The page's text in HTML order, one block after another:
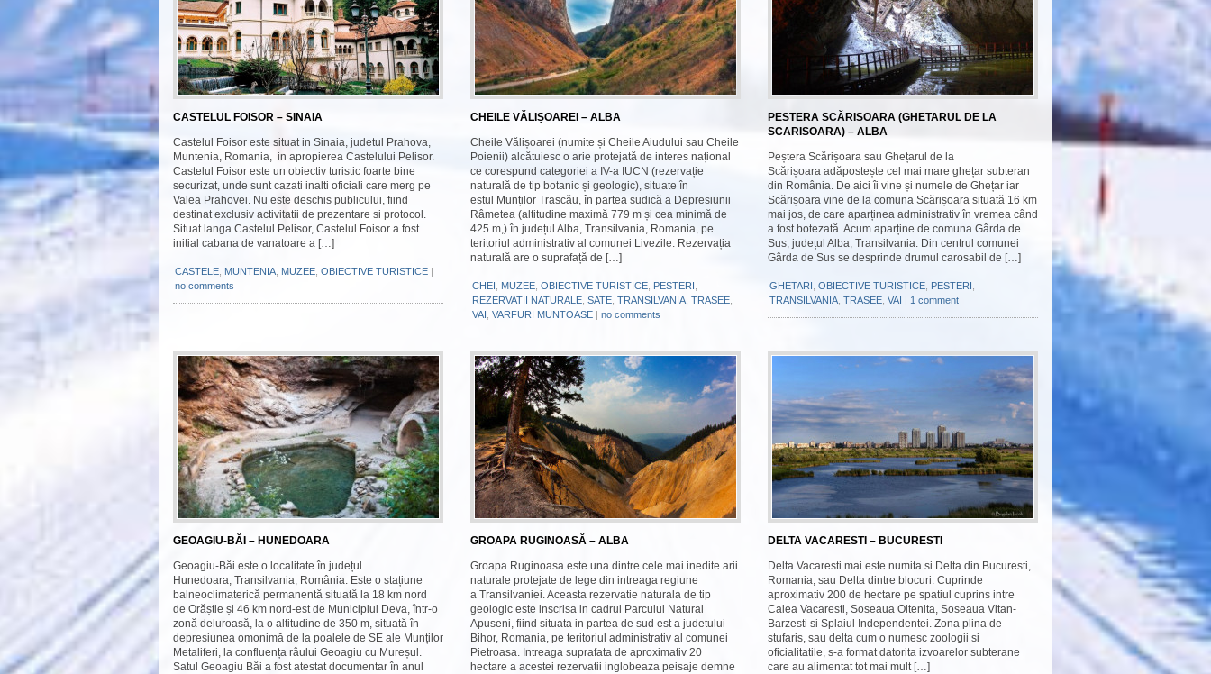
CASTELUL FOISOR – SINAIA
Castelul Foisor este situat in Sinaia, judetul Prahova,
Muntenia, Romania, in apropierea Castelului Pelisor.
Castelul Foisor este un obiectiv turistic foarte bine
securizat, unde sunt cazati inalti oficiali care merg pe
Valea Prahovei. Nu este deschis publicului, fiind
destinat exclusiv activitatii de prezentare si protocol.
Situat langa Castelul Pelisor, Castelul Foisor a fost
initial cabana de vanatoare a […]
CASTELE MUNTENIA MUZEE OBIECTIVE TURISTICE |
no comments
CHEILE VĂLIȘOAREI – ALBA
Cheile Vălișoarei (numite și Cheile Aiudului sau Cheile
Poienii) alcătuiesc o arie protejată de interes național
ce corespund categoriei a IV-a IUCN (rezervație
naturală de tip botanic și geologic), situate în
estul Munților Trascău, în partea sudică a Depresiunii
Râmetea (altitudine maximă 779 m și cea minimă de
425 m,) în județul Alba, Transilvania, Romania, pe
teritoriul administrativ al comunei Livezile. Rezervația
naturală are o suprafață de […]
CHEI MUZEE OBIECTIVE TURISTICE PESTERI
REZERVATII NATURALE SATE TRANSILVANIA TRASEE
VAI VARFURI MUNTOASE | no comments
PESTERA SCĂRISOARA (GHETARUL DE LA
SCARISOARA) – ALBA
Peștera Scărișoara sau Ghețarul de la
Scărișoara adăpostește cel mai mare ghețar subteran
din România. De aici îi vine și numele de Ghețar iar
Scărișoara vine de la comuna Scărișoara situată 16 km
mai jos, de care aparținea administrativ în vremea când
a fost botezată. Acum aparține de comuna Gârda de
Sus, județul Alba, Transilvania. Din centrul comunei
Gârda de Sus se desprinde drumul carosabil de […]
GHETARI OBIECTIVE TURISTICE PESTERI
TRANSILVANIA TRASEE VAI | 1 comment
GEOAGIU-BĂI – HUNEDOARA
Geoagiu-Băi este o localitate în județul
Hunedoara, Transilvania, România. Este o stațiune
balneoclimaterică permanentă situată la 18 km nord
de Orăștie și 46 km nord-est de Municipiul Deva, într-o
zonă deluroasă, la o altitudine de 350 m, situată în
depresiunea omonimă de la poalele de SE ale Munților
Metaliferi, la confluența râului Geoagiu cu Mureșul.
Satul Geoagiu Băi a fost atestat documentar în anul
GROAPA RUGINOASĂ – ALBA
Groapa Ruginoasa este una dintre cele mai inedite arii
naturale protejate de lege din intreaga regiune
a Transilvaniei. Aceasta rezervatie naturala de tip
geologic este inscrisa in cadrul Parcului Natural
Apuseni, fiind situata in partea de sud est a judetului
Bihor, Romania, pe teritoriul administrativ al comunei
Pietroasa. Intreaga suprafata de aproximativ 20
hectare a acestei rezervatii inglobeaza peisaje demne
DELTA VACARESTI – BUCURESTI
Delta Vacaresti mai este numita si Delta din Bucuresti,
Romania, sau Delta dintre blocuri. Cuprinde
aproximativ 200 de hectare pe spatiul cuprins intre
Calea Vacaresti, Soseaua Oltenita, Soseaua Vitan-
Barzesti si Splaiul Independentei. Zona plina de
stufaris, sau delta cum o numesc zoologii si
oficialitatile, s-a format datorita izvoarelor subterane
care au alimentat tot mai mult […]